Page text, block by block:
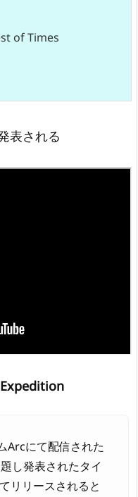
of Times
表される
Arcにて配信された
し発表されたタイ
リリースされると